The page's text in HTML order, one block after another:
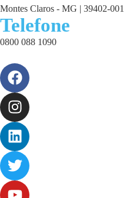
Montes Claros - MG | 39402-001
Telefone
0800 088 1090